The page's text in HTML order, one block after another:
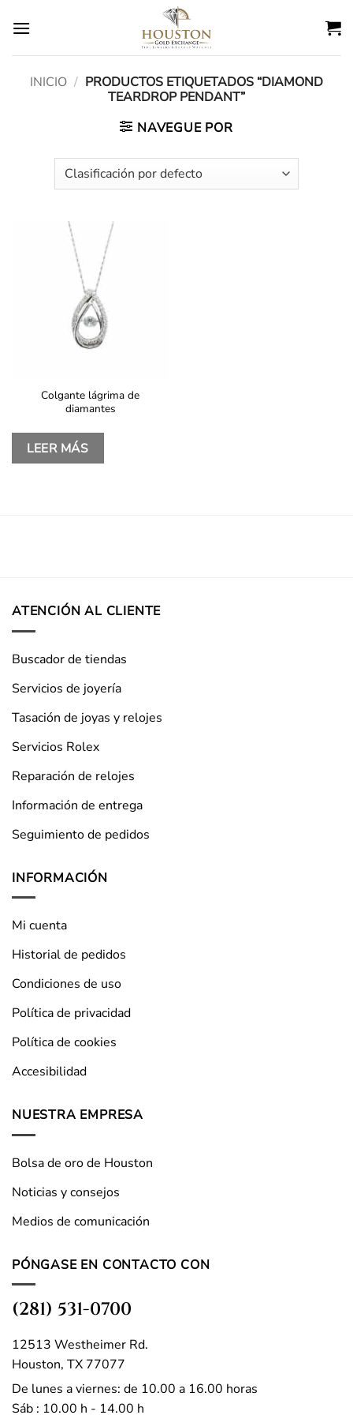
INICIO / PRODUCTOS ETIQUETADOS “DIAMOND
TEARDROP PENDANT”
NAVEGUE POR
Colgante lágrima de
diamantes
LEER MÁS
ATENCIÓN AL CLIENTE
Buscador de tiendas
Servicios de joyería
Tasación de joyas y relojes
Servicios Rolex
Reparación de relojes
Información de entrega
Seguimiento de pedidos
INFORMACIÓN
Mi cuenta
Historial de pedidos
Condiciones de uso
Política de privacidad
Política de cookies
Accesibilidad
NUESTRA EMPRESA
Bolsa de oro de Houston
Noticias y consejos
Medios de comunicación
PÓNGASE EN CONTACTO CON
(281) 531-0700
12513 Westheimer Rd.
Houston, TX 77077
De lunes a viernes: de 10.00 a 16.00 horas
Sáb : 10.00 h - 14.00 h